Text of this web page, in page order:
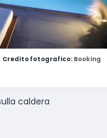
Credito fotografico: Booking
caldera